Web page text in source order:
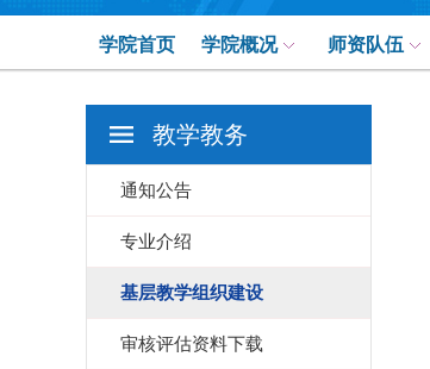
学院首页 学院概况 师资队伍
教学教务
通知公告
专业介绍
基层教学组织建设
审核评估资料下载